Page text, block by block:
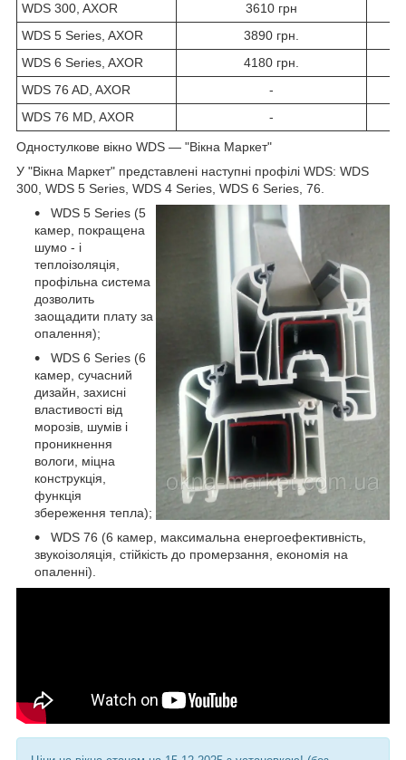
WDS 300, AXOR
3610 грн
WDS 5 Series, AXOR
3890 грн.
WDS 6 Series, AXOR
4180 грн.
WDS 76 AD, AXOR
-
WDS 76 MD, AXOR
-
Одностулкове вікно WDS ― "Вікна Маркет"
У "Вікна Маркет" представлені наступні профілі WDS: WDS
300, WDS 5 Series, WDS 4 Series, WDS 6 Series, 76.
WDS 5 Series (5
камер, покращена
шумо - і
теплоізоляція,
профільна система
дозволить
заощадити плату за
опалення);
WDS 6 Series (6
камер, сучасний
дизайн, захисні
властивості від
морозів, шумів і
проникнення
вологи, міцна
конструкція,
функція
збереження тепла);
WDS 76 (6 камер, максимальна енергоефективність,
звукоізоляція, стійкість до промерзання, економія на
опаленні).